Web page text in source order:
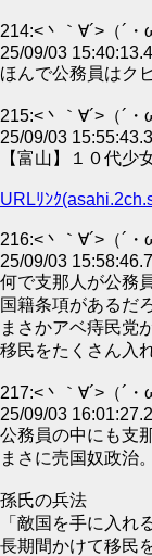
214:<丶｀∀´>（´
25/09/03
ほんで公務員はク
215:<丶｀∀´>（´
25/09/03
【富山】１０代
URLﾘﾝｸ
216:<丶｀∀´>（´
25/09/03
何で支那人が公務
国籍条項があるだ
まさかアベ痔民党
移民をたくさん入
217:<丶｀∀´>（´
25/09/03
公務員の中にも支
まさに売国奴政治。
孫氏の兵法
「敵国を手に入れ
長期間かけて移民